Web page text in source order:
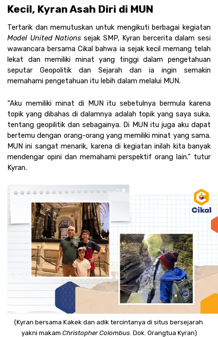
Kecil, Kyran Asah Diri di MUN
Model United Nations sejak SMP, Kyran bercerita dalam sesi
wawancara bersama Cikal bahwa ia sejak kecil memang telah
lekat dan memiliki minat yang tinggi dalam pengetahuan
seputar Geopolitik dan Sejarah dan ia ingin semakin
memahami pengetahuan itu lebih dalam melalui MUN.
“Aku memiliki minat di MUN itu sebetulnya bermula karena
topik yang dibahas di dalamnya adalah topik yang saya suka,
tentang geopilitik dan sebagainya. Di MUN itu juga aku dapat
bertemu dengan orang-orang yang memiliki minat yang sama.
MUN ini sangat menarik, karena di kegiatan inilah kita banyak
mendengar opini dan memahami perspektif orang lain.” tutur
Kyran.
(Kyran bersama Kakek dan adik tercintanya di situs bersejarah
yakni makam Christopher Colombus. Dok. Orangtua Kyran)